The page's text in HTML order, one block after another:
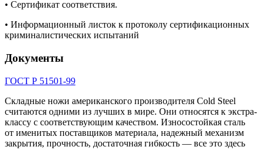
• Сертификат соответствия.
• Информационный листок к протоколу сертификационных
криминалистических испытаний
Документы
ГОСТ Р 51501-99
Складные ножи американского производителя Cold Steel
считаются одними из лучших в мире. Они относятся к экстра-
классу с соответствующим качеством. Износостойкая сталь
от именитых поставщиков материала, надежный механизм
закрытия, прочность, достаточная гибкость — все это здесь